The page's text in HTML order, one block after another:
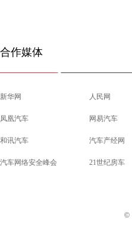
合作媒体
新华网 人民网
凤凰汽车 网易汽车
和讯汽车 汽车产经网
汽车网络安全峰会 21世纪房车
©